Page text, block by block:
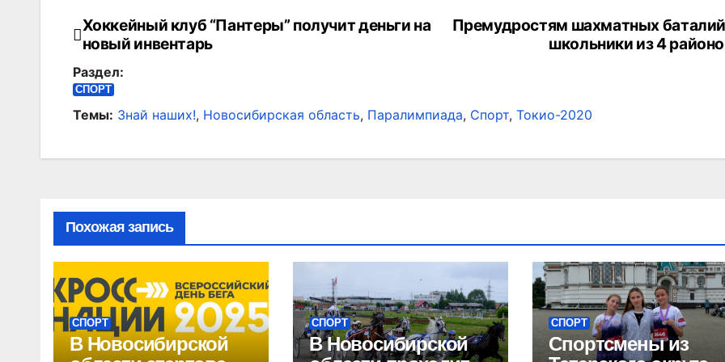
Навигация
по
записям
Премудростям шахматных
школьники из 4
Хоккейный клуб “Пантеры” получит деньги на
новый инвентарь
Раздел:
СПОРТ
Темы: Знай наших!, Новосибирская область, Паралимпиада, Спорт, Токио-2020
Похожая запись
СПОРТ
В Новосибирской
СПОРТ
В Новосибирской
СПОРТ
Спортсмены из